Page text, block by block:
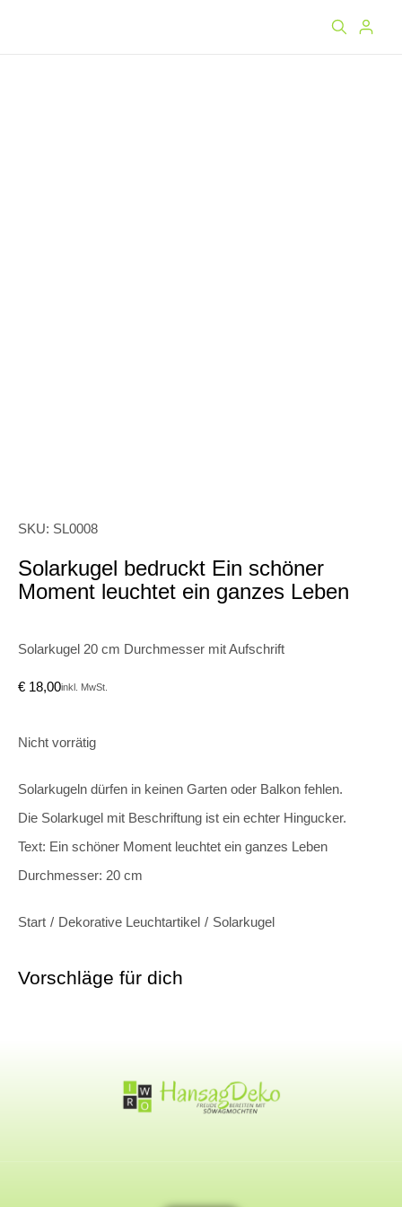
SKU: SL0008
Solarkugel bedruckt Ein schöner
Moment leuchtet ein ganzes Leben
Solarkugel 20 cm Durchmesser mit Aufschrift
€ 18,00inkl. MwSt.
Nicht vorrätig
Solarkugeln dürfen in keinen Garten oder Balkon fehlen.
Die Solarkugel mit Beschriftung ist ein echter Hingucker.
Text: Ein schöner Moment leuchtet ein ganzes Leben
Durchmesser: 20 cm
Sie befinden sich hier:
Start Dekorative Leuchtartikel Solarkugel
Vorschläge für dich